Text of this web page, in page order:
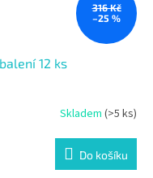
316 Kč
–25 %
12 ks
Skladem (>5 ks)
Do košíku